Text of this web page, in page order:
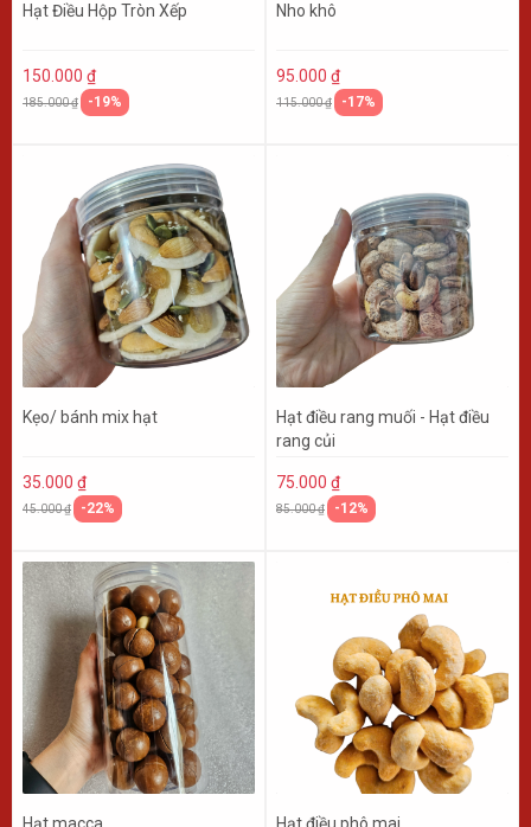
Hạt Điều Hộp Tròn Xếp
150.000 ₫
185.000 ₫ -19%
Nho khô
95.000 ₫
115.000 ₫ -17%
Kẹo/ bánh mix hạt
35.000 ₫
45.000 ₫ -22%
Hạt điều rang muối - Hạt điều
rang củi
75.000 ₫
85.000 ₫ -12%